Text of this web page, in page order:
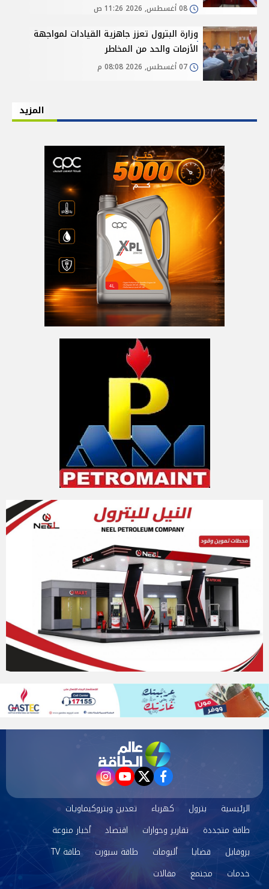
وزارة البترول تعزز جاهزية القيادات لمواجهة
الأزمات والحد من المخاطر
المزيد
facebook
twitter
youtube
instagram
الرئيسية بترول كهرباء
تعدين وبتروكيماويات
طاقة متجددة
تقارير وحوارات اقتصاد
أخبار منوعة
بروفايل
قضايا ألبومات طاقة سبورت
طاقة TV
خدمات
مجتمع مقالات